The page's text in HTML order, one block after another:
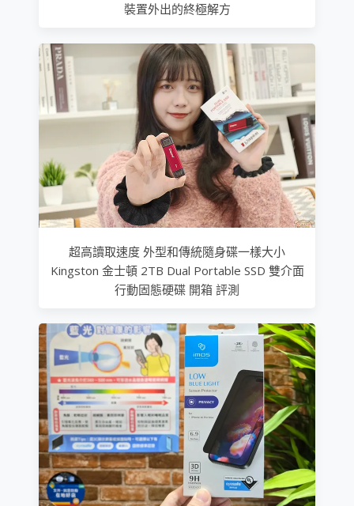
裝置外出的終極解方
超高讀取速度 外型和傳統隨身碟一樣大小
Kingston 金士頓 2TB Dual Portable SSD 雙介面
行動固態硬碟 開箱 評測